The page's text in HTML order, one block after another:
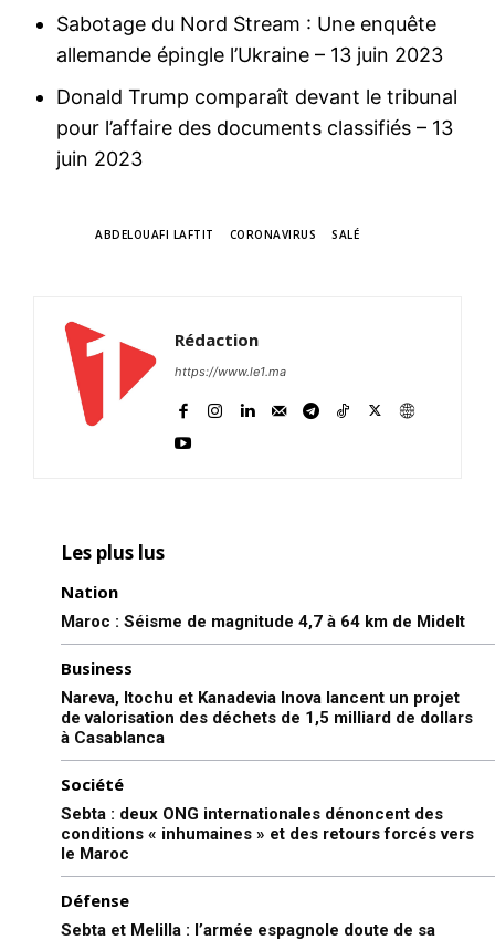
Sabotage du Nord Stream : Une enquête
allemande épingle l’Ukraine – 13 juin 2023
Donald Trump comparaît devant le tribunal
pour l’affaire des documents classifiés – 13
juin 2023
ABDELOUAFI LAFTIT CORONAVIRUS SALÉ
Rédaction
https://www.le1.ma
Les plus lus
Nation
Maroc : Séisme de magnitude 4,7 à 64 km de Midelt
Business
Nareva, Itochu et Kanadevia Inova lancent un projet
de valorisation des déchets de 1,5 milliard de dollars
à Casablanca
Société
Sebta : deux ONG internationales dénoncent des
conditions « inhumaines » et des retours forcés vers
le Maroc
Défense
Sebta et Melilla : l’armée espagnole doute de sa